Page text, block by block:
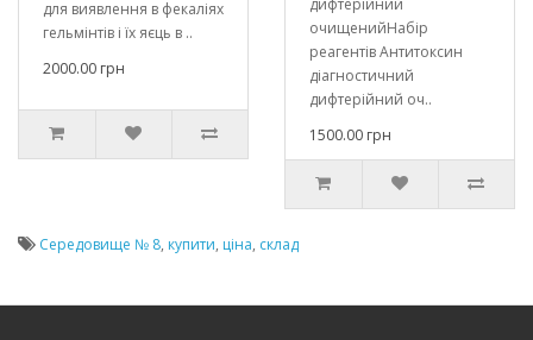
для виявлення в фекаліях
гельмінтів і їх яєць в ..
2000.00 грн
очищенийНабір
реагентів Антитоксин
діагностичний
дифтерійний оч..
1500.00 грн
Середовище № 8, купити, ціна, склад